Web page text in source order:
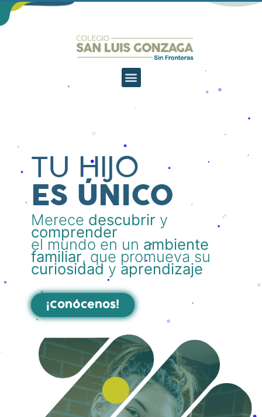
TU HIJO
ES ÚNICO
Merece descubrir y
comprender
el mundo en un ambiente
familiar, que promueva su
curiosidad y aprendizaje
¡Conócenos!